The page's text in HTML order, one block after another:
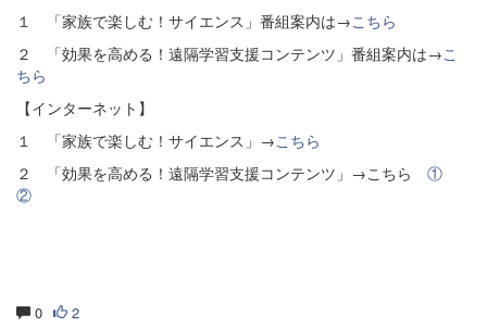
１ 「家族で楽しむ！サイエンス」番組案内は→こちら
２ 「効果を高める！遠隔学習支援コンテンツ」番組案内は→こ
ちら
【インターネット】
１ 「家族で楽しむ！サイエンス」→こちら
２ 「効果を高める！遠隔学習支援コンテンツ」→こちら ①
②
0 2